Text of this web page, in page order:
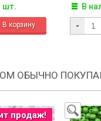
шт. В
-
ОБЫЧНО
продаж!